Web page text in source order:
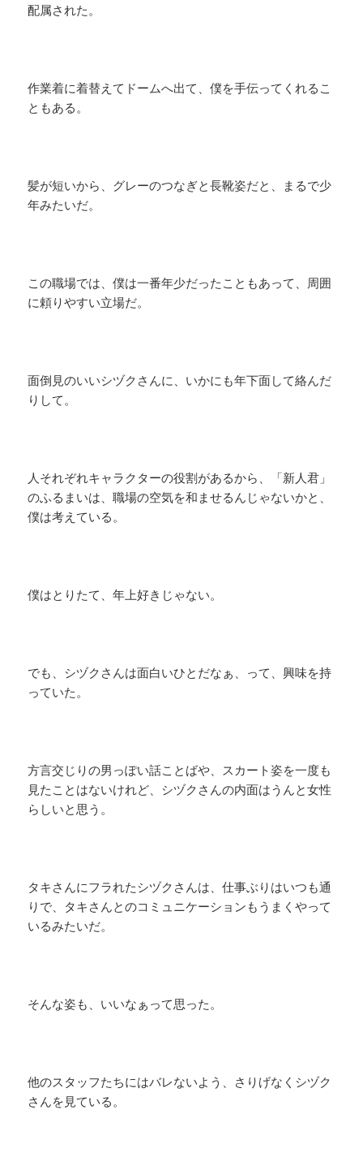
配属された。
作業着に着替えてドームへ出て、僕を手伝ってくれるこ
ともある。
髪が短いから、グレーのつなぎと長靴姿だと、まるで少
年みたいだ。
この職場では、僕は一番年少だったこともあって、周囲
に頼りやすい立場だ。
面倒見のいいシヅクさんに、いかにも年下面して絡んだ
りして。
人それぞれキャラクターの役割があるから、「新人君」
のふるまいは、職場の空気を和ませるんじゃないかと、
僕は考えている。
僕はとりたて、年上好きじゃない。
でも、シヅクさんは面白いひとだなぁ、って、興味を持
っていた。
方言交じりの男っぽい話ことばや、スカート姿を一度も
見たことはないけれど、シヅクさんの内面はうんと女性
らしいと思う。
タキさんにフラれたシヅクさんは、仕事ぶりはいつも通
りで、タキさんとのコミュニケーションもうまくやって
いるみたいだ。
そんな姿も、いいなぁって思った。
他のスタッフたちにはバレないよう、さりげなくシヅク
さんを見ている。